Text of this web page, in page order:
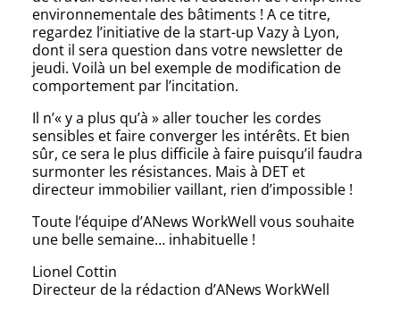
environnementale des bâtiments ! A ce titre,
regardez l’initiative de la start-up Vazy à Lyon,
dont il sera question dans votre newsletter de
jeudi. Voilà un bel exemple de modification de
comportement par l’incitation.
Il n’« y a plus qu’à » aller toucher les cordes
sensibles et faire converger les intérêts. Et bien
sûr, ce sera le plus difficile à faire puisqu’il faudra
surmonter les résistances. Mais à DET et
directeur immobilier vaillant, rien d’impossible !
Toute l’équipe d’ANews WorkWell vous souhaite
une belle semaine… inhabituelle !
Lionel Cottin
Directeur de la rédaction d’ANews WorkWell